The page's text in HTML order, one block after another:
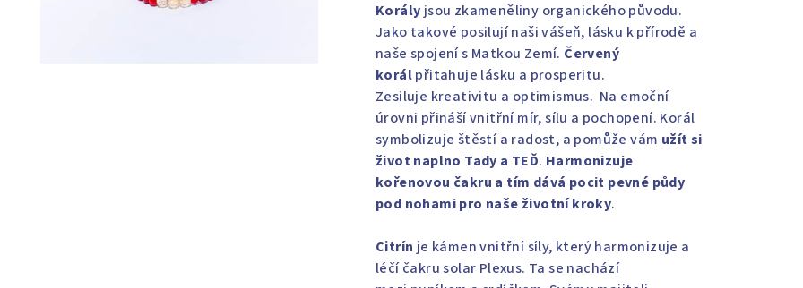
Korály jsou zkameněliny organického původu.
Jako takové posilují naši vášeň, lásku k přírodě a
naše spojení s Matkou Zemí. Červený
korálpřitahuje lásku a prosperitu.
Zesiluje kreativitu a optimismus. Na emoční
úrovni přináší vnitřní mír, sílu a pochopení. Korál
symbolizuje štěstí a radost, a pomůže vám užít si
život naplno Tady a TEĎ. Harmonizuje
kořenovou čakru a tím dává pocit pevné půdy
pod nohami pro naše životní kroky.
Citrín je kámen vnitřní síly, který harmonizuje a
léčí čakru solar Plexus. Ta se nachází